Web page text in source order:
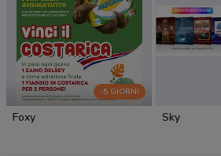
-5 GIORNI
Foxy Sky